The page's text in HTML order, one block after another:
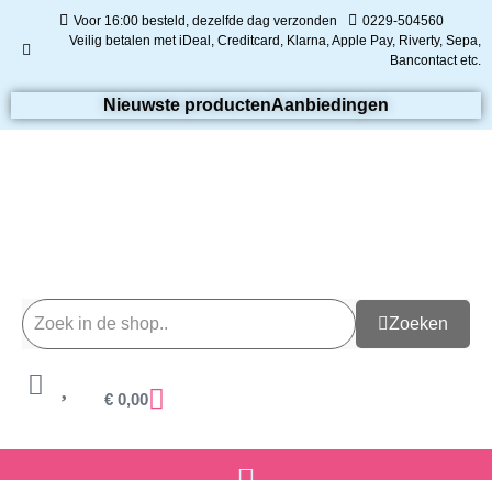
Voor 16:00 besteld, dezelfde dag verzonden
0229-504560
Veilig betalen met iDeal, Creditcard, Klarna, Apple Pay, Riverty, Sepa,
Bancontact etc.
Nieuwste productenAanbiedingen
Zoeken
€ 0,00